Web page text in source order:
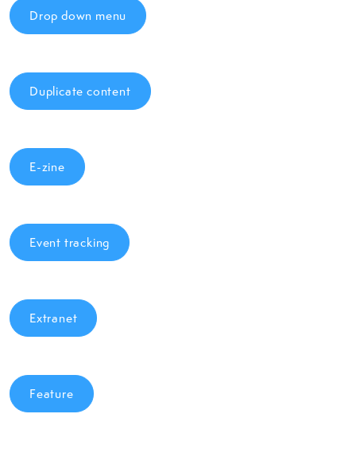
Drop down menu
Duplicate content
E-zine
Event tracking
Extranet
Feature